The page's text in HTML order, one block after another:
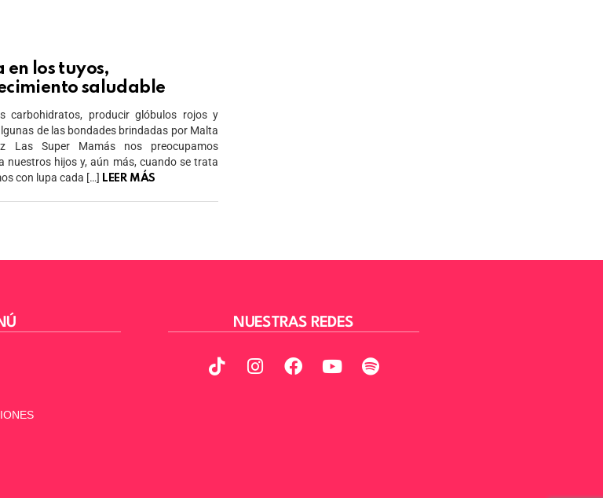
los tuyos,
saludable
carbohidratos, producir glóbulos rojos y
de las bondades brindadas por Malta
Las Super Mamás nos preocupamos
nuestros hijos y, aún más, cuando se trata
con lupa cada […] LEER MÁS
NUESTRAS REDES